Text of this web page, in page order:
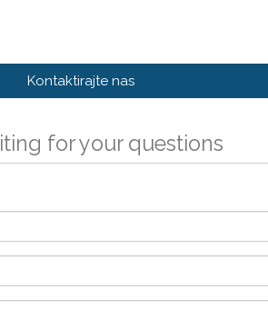
Kontaktirajte nas
for your questions